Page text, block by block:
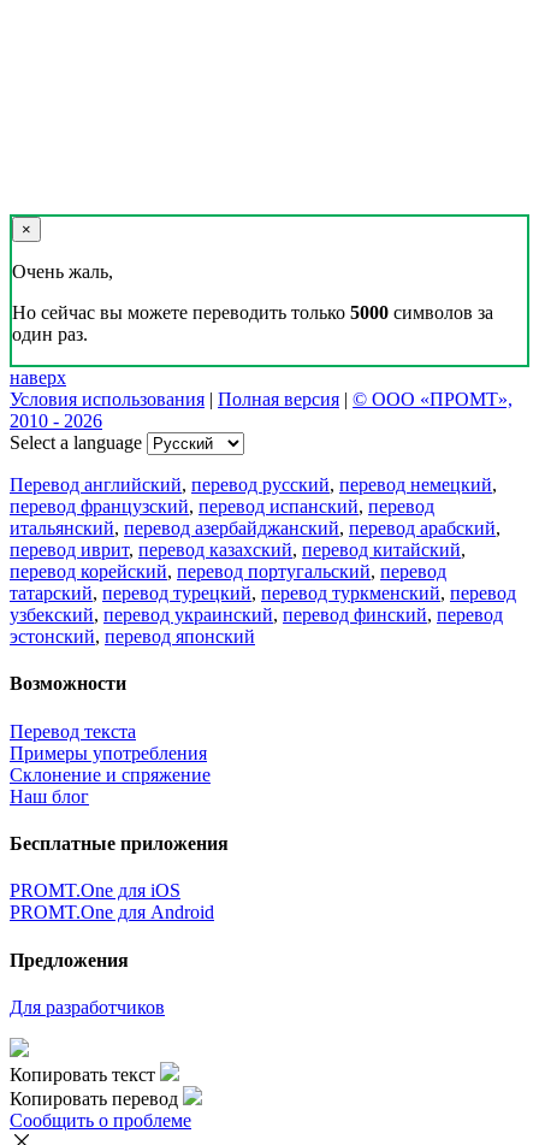
×
Очень жаль,
Но сейчас вы можете переводить только 5000 символов за
один раз.
наверх
Условия использования | Полная версия | © ООО «ПРОМТ»,
2010 - 2026
Select a language
Перевод английский, перевод русский, перевод немецкий,
перевод французский, перевод испанский, перевод
итальянский, перевод азербайджанский, перевод арабский,
перевод иврит, перевод казахский, перевод китайский,
перевод корейский, перевод португальский, перевод
татарский, перевод турецкий, перевод туркменский, перевод
узбекский, перевод украинский, перевод финский, перевод
эстонский, перевод японский
Возможности
Перевод текста
Примеры употребления
Склонение и спряжение
Наш блог
Бесплатные приложения
PROMT.One для iOS
PROMT.One для Android
Предложения
Для разработчиков
Копировать текст
Копировать перевод
Сообщить о проблеме